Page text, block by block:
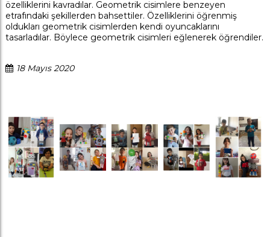
özelliklerini kavradılar. Geometrik cisimlere benzeyen
etrafındaki şekillerden bahsettiler. Özelliklerini öğrenmiş
oldukları geometrik cisimlerden kendi oyuncaklarını
tasarladılar. Böylece geometrik cisimleri eğlenerek öğrendiler.
18 Mayıs 2020